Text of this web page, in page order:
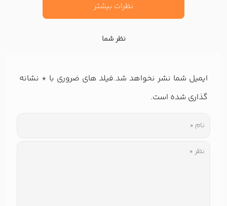
نظرات بیشتر
نظر شما
ایمیل شما نشر نخواهد شد.فیلد های ضروری با * نشانه
گذاری شده است.